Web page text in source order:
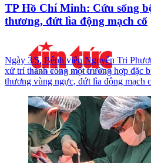
TP Hồ Chí Minh: Cứu sống
thương, đứt lìa động mạch cổ
Ngày 3/5, Bệnh viện Nguyễn Tri
xử trí thành công một trường hợp đặc
thương vùng ngực, đứt lìa động mạch